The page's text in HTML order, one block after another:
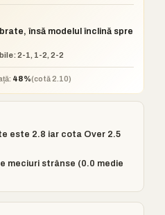
însă modelul înclină spre
2-1, 1-2, 2-2
48%(cotă 2.10)
este 2.8 iar cota Over 2.5
meciuri strânse (0.0 medie